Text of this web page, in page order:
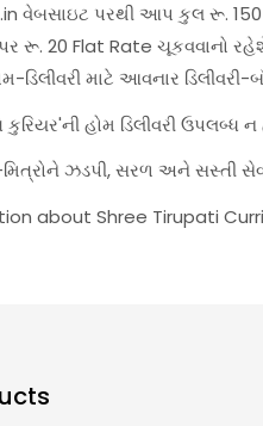
વેબસાઇટ પરથી આપ કુલ રૂ. 150
રૂ. 20 Flat Rate ચૂકવવાનો
માટે આવનાર
કુરિયર'ની હોમ ડિલીવરી
મિત્રોને ઝડપી, સરળ અને
about Shree Tirupati